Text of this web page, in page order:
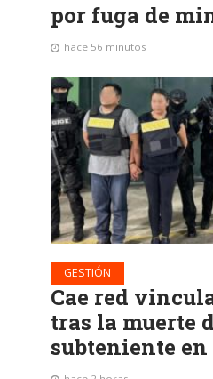
por fuga de
hace 56 minutos
GESTIÓN
Cae red
tras la muerte
subteniente